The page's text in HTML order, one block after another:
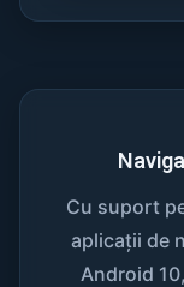
Cu suport
aplicații de
Android